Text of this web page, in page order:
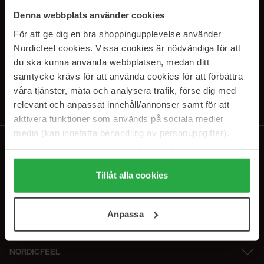
Denna webbplats använder cookies
För att ge dig en bra shoppingupplevelse använder
Nordicfeel cookies. Vissa cookies är nödvändiga för att
du ska kunna använda webbplatsen, medan ditt
samtycke krävs för att använda cookies för att förbättra
våra tjänster, mäta och analysera trafik, förse dig med
relevant och anpassat innehåll/annonser samt för att
aktivera funktioner som används på sociala medier
media (kan innefatta behandling av personuppgifter).
Genom att trycka på "Tillåt alla cookies" accepterar du
alla cookies, medan du under "Detaljer" kan anpassa
användningen av cookies. Du kan när som helst återkalla
samt vår Integritetspolicy.
Tillåt alla cookies
Anpassa
SUBSCRIBE TO OUR
NEWSLETTER
E-postadresse
Ved å abonnere godtar du vårpersonvernerklæring. Du kan melde deg
NORDICFEEL